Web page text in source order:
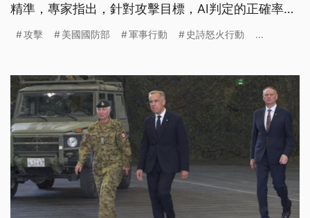
精準，專家指出，針對攻擊目標，AI判定的正確率只
84%。
攻擊 美國國防部 軍事行動 史詩怒火行動 ...